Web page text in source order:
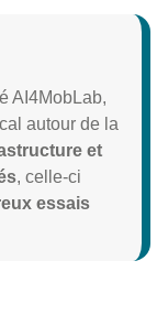
AI4MobLab,
autour de la
et
, celle-ci
essais